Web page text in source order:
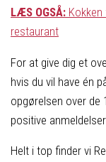
LÆS OGSÅ:
restaurant
For at give dig et
hvis du vil have én
opgørelsen over de
positive
Helt i top finder vi